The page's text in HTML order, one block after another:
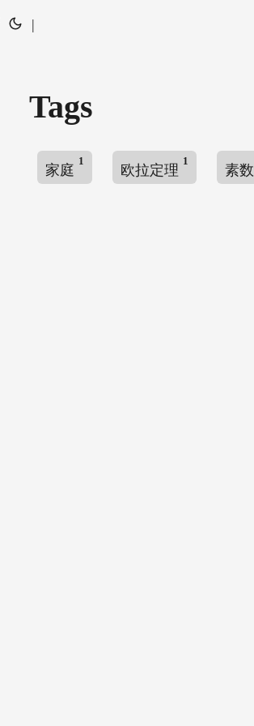
|
Tags
家庭
1
欧拉定理
1
素数